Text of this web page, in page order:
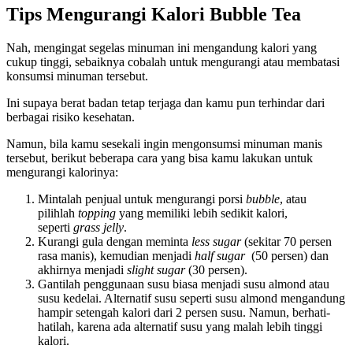
Tips Mengurangi Kalori Bubble Tea
Nah, mengingat segelas minuman ini mengandung kalori yang
cukup tinggi, sebaiknya cobalah untuk mengurangi atau membatasi
konsumsi minuman tersebut.
Ini supaya berat badan tetap terjaga dan kamu pun terhindar dari
berbagai risiko kesehatan.
Namun, bila kamu sesekali ingin mengonsumsi minuman manis
tersebut, berikut beberapa cara yang bisa kamu lakukan untuk
mengurangi kalorinya:
Mintalah penjual untuk mengurangi porsi bubble, atau
pilihlah topping yang memiliki lebih sedikit kalori,
seperti grass jelly.
Kurangi gula dengan meminta less sugar(sekitar 70 persen
rasa manis), kemudian menjadi half sugar(50 persen) dan
akhirnya menjadi slight sugar(30 persen).
Gantilah penggunaan susu biasa menjadi susu almond atau
susu kedelai. Alternatif susu seperti susu almond mengandung
hampir setengah kalori dari 2 persen susu. Namun, berhati-
hatilah, karena ada alternatif susu yang malah lebih tinggi
kalori.